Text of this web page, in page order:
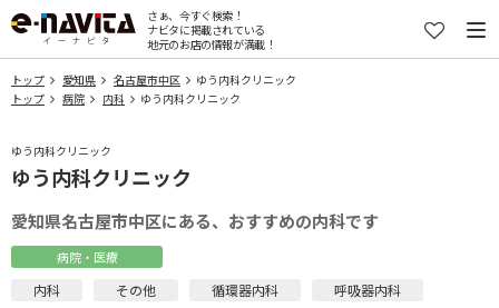
さぁ、今すぐ検索！
ナビタに掲載されている
地元のお店の情報が満載！
トップ 愛知県 名古屋市中区
ゆう内科クリニック
トップ
病院 内科 ゆう内科クリニック
ゆう内科クリニック
ゆう内科クリニック
愛知県名古屋市中区にある、おすすめの内科です
病院・医療
内科 その他 循環器内科
呼吸器内科